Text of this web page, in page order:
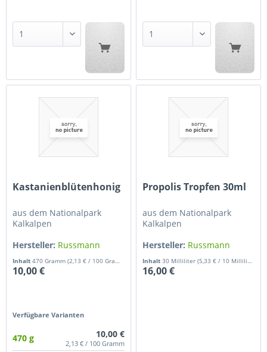
Kastanienblütenhonig
aus dem Nationalpark
Kalkalpen
Hersteller: Russmann
Inhalt470 Gramm(2,13 € / 100 Gramm)
10,00 €
Verfügbare Varianten
470 g 10,00 €
2,13 € / 100 Gramm
Propolis Tropfen 30ml
aus dem Nationalpark
Kalkalpen
Hersteller: Russmann
Inhalt30 Milliliter(5,33 € / 10 Milliliter)
16,00 €